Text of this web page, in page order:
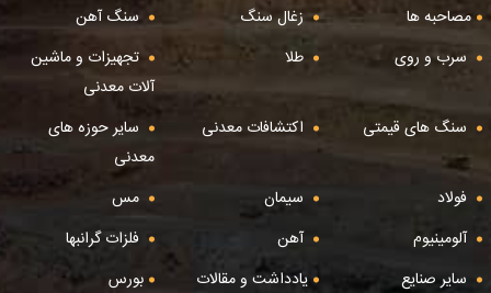
مصاحبه ها
زغال سنگ
سنگ آهن
سرب و روی
طلا
تجهیزات و ماشین
آلات معدنی
سنگ های قیمتی
اکتشافات معدنی
سایر حوزه های
معدنی
فولاد
سیمان
مس
آلومینیوم
آهن
فلزات گرانبها
سایر صنایع
یادداشت و مقالات بورس